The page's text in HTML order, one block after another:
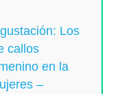
Los
callos
en la
–